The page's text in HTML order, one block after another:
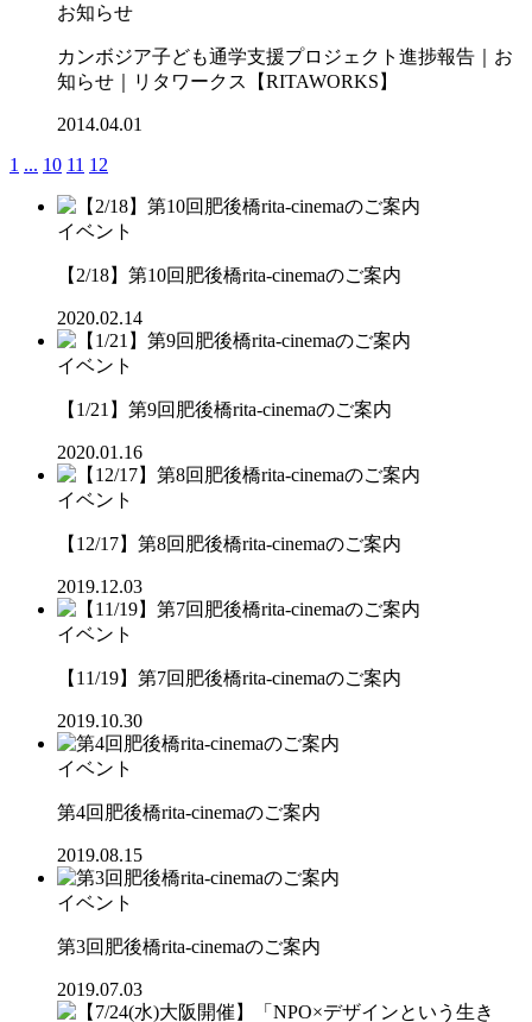
お知らせ
カンボジア子ども通学支援プロジェクト進捗報告｜お
知らせ｜リタワークス【RITAWORKS】
2014.04.01
1 ... 10 11 12
イベント
【2/18】第10回肥後橋rita-cinemaのご案内
2020.02.14
イベント
【1/21】第9回肥後橋rita-cinemaのご案内
2020.01.16
イベント
【12/17】第8回肥後橋rita-cinemaのご案内
2019.12.03
イベント
【11/19】第7回肥後橋rita-cinemaのご案内
2019.10.30
イベント
第4回肥後橋rita-cinemaのご案内
2019.08.15
イベント
第3回肥後橋rita-cinemaのご案内
2019.07.03